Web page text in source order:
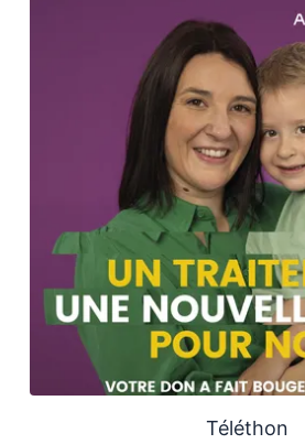
Téléthon